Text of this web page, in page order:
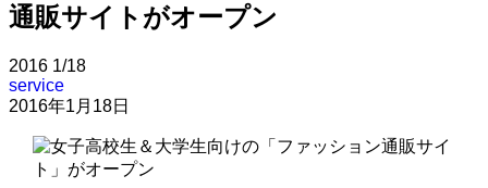
通販サイトがオープン
2016 1/18
service
2016年1月18日